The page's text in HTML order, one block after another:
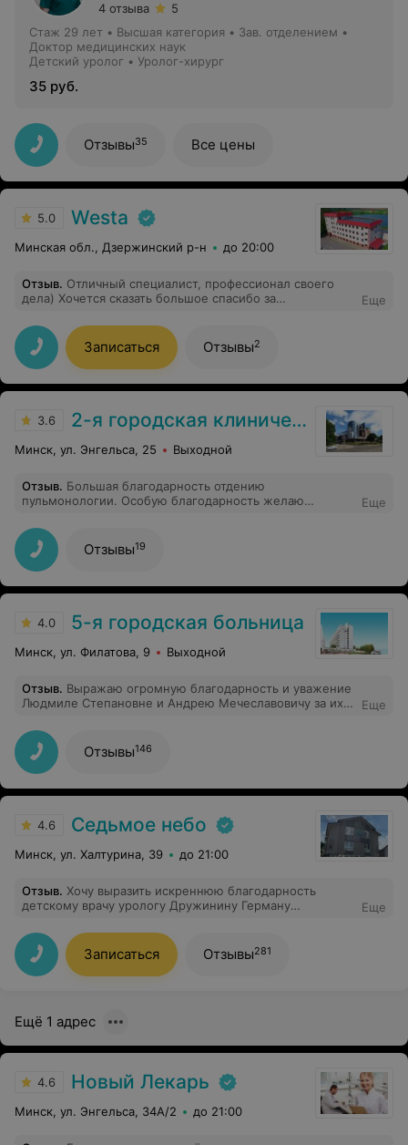
4 отзыва
5
Стаж 29 лет • Высшая категория • Зав. отделением •
Доктор медицинских наук
Детский уролог • Уролог-хирург
35 руб.
Отзывы35 Все цены
5.0 Westa
Минская обл., Дзержинский р-н до 20:00
Отзыв. Отличный специалист, профессионал своего
дела) Хочется сказать большое спасибо за
задачу. Практически наш семейный доктор)),
Еще
Записаться Отзывы2
3.6 2-я городская клиническая больница
Минск, ул. Энгельса, 25 Выходной
Отзыв. Большая благодарность отдению
пульмонологии. Особую благодарность желаю
правильный поставленный диагноз и медикаментозное
лечение и обследование. А так же старшей медсестре
Оксане Сергеевне за чуткий характер и стремление
помочь каждому нуждающемуся в помощи. И
поощрить медсестру Анастасия за проссионализм.
Еще
Отзывы19
4.0 5-я городская больница
Минск, ул. Филатова, 9 Выходной
Отзыв. Выражаю огромную благодарность и уважение
Людмиле Степановне и Андрею Мечеславовичу за их
такие врачи, которые помагают вернуться к
полноценной жизни и почувствовать себя вновь
здоровым!!!!
Еще
Отзывы146
4.6 Седьмое небо
Минск, ул. Халтурина, 39 до 21:00
Отзыв. Хочу выразить искреннюю благодарность
детскому врачу урологу Дружинину Герману
Александровне за оказанную помощь моему ребёнку и
за профессионализм в своей работе. Такое душевное
отношение и переживание за здоровье ребенка я
давно не встречала. Спасибо Вам огромное!!!! Вы
Еще
Записаться Отзывы281
Ещё 1 адрес
4.6 Новый Лекарь
Минск, ул. Энгельса, 34А/2 до 21:00